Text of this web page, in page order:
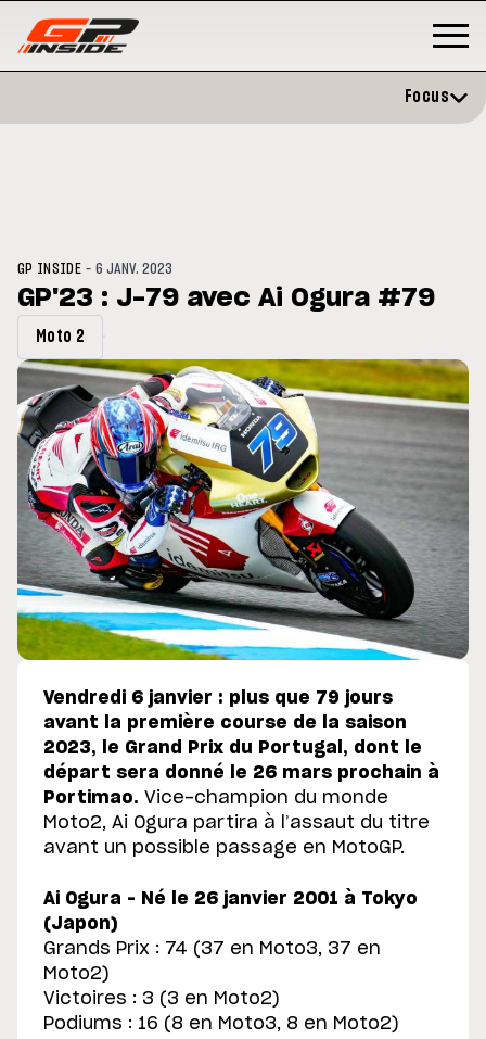
opéré avec succès de la
droite à Madrid
Silverstone : Horaires et
Programme du GP de Grande-
Bretagne
Focus
GP INSIDE -6 JANV. 2023
GP'23 : J-79 avec Ai Ogura #79
Moto 2
Vendredi 6 janvier : plus que 79 jours
avant la première course de la saison
2023, le Grand Prix du Portugal, dont le
départ sera donné le 26 mars prochain à
Portimao. Vice-champion du monde
Moto2, Ai Ogura partira à l’assaut du titre
avant un possible passage en MotoGP.
Ai Ogura – Né le 26 janvier 2001 à Tokyo
(Japon)
Grands Prix : 74 (37 en Moto3, 37 en
Moto2)
Victoires : 3 (3 en Moto2)
Podiums : 16 (8 en Moto3, 8 en Moto2)